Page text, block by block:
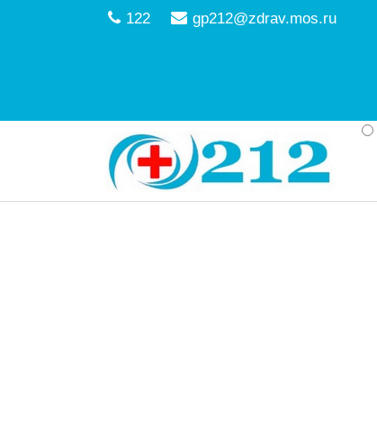
122 gp212@zdrav.mos.ru